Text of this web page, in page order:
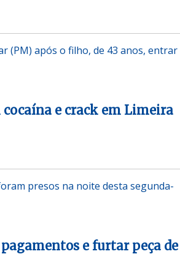
(PM) após o filho, de 43 anos, entrar
e crack em Limeira
presos na noite desta segunda-
e furtar peça de